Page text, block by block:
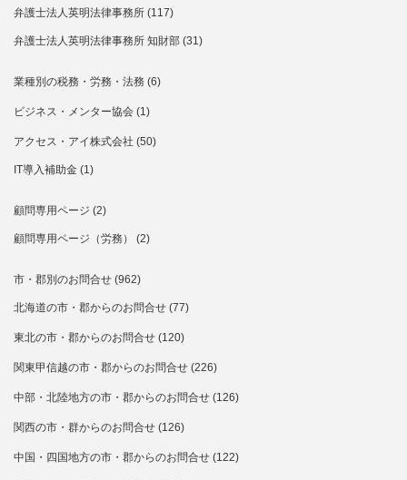
弁護士法人英明法律事務所 (117)
弁護士法人英明法律事務所 知財部 (31)
業種別の税務・労務・法務 (6)
ビジネス・メンター協会 (1)
アクセス・アイ株式会社 (50)
IT導入補助金 (1)
顧問専用ページ (2)
顧問専用ページ（労務） (2)
市・郡別のお問合せ (962)
北海道の市・郡からのお問合せ (77)
東北の市・郡からのお問合せ (120)
関東甲信越の市・郡からのお問合せ (226)
中部・北陸地方の市・郡からのお問合せ (126)
関西の市・群からのお問合せ (126)
中国・四国地方の市・郡からのお問合せ (122)